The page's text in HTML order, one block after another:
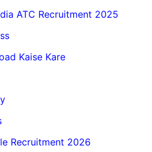
ATC Recruitment 2025
Kaise Kare
Recruitment 2026